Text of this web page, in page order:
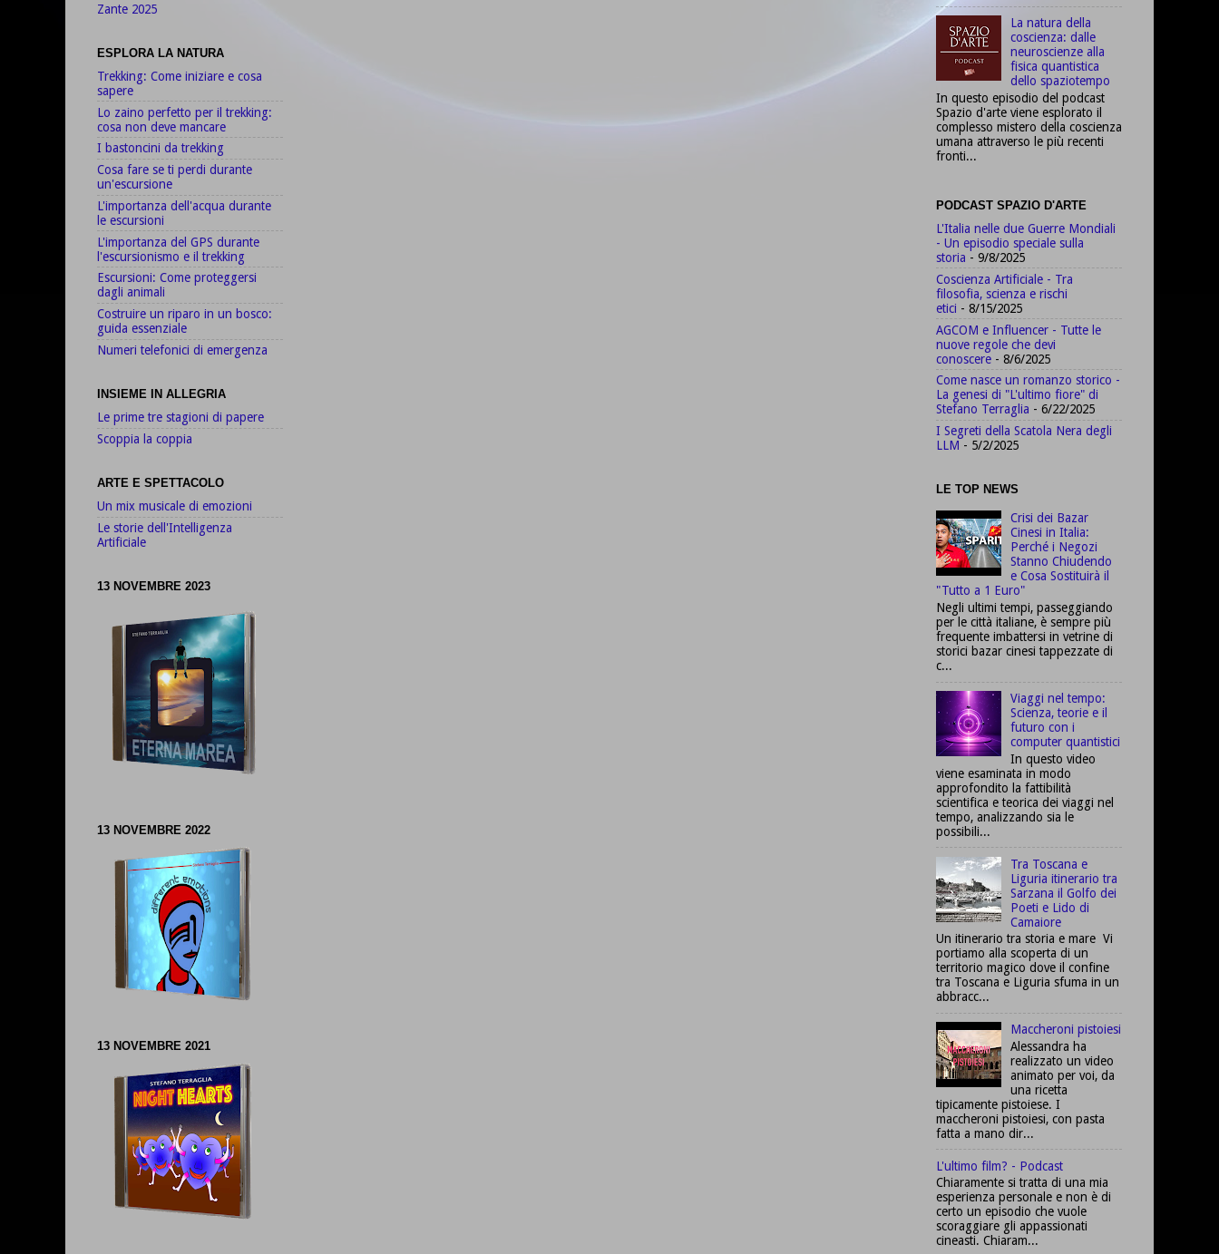
Zante 2025
ESPLORA LA NATURA
Trekking: Come iniziare e cosa
sapere
Lo zaino perfetto per il trekking:
cosa non deve mancare
I bastoncini da trekking
Cosa fare se ti perdi durante
un'escursione
L'importanza dell'acqua durante
le escursioni
L'importanza del GPS durante
l'escursionismo e il trekking
Escursioni: Come proteggersi
dagli animali
Costruire un riparo in un bosco:
guida essenziale
Numeri telefonici di emergenza
INSIEME IN ALLEGRIA
Le prime tre stagioni di papere
Scoppia la coppia
ARTE E SPETTACOLO
Un mix musicale di emozioni
Le storie dell'Intelligenza
Artificiale
13 NOVEMBRE 2023
13 NOVEMBRE 2022
13 NOVEMBRE 2021
La natura della
coscienza: dalle
neuroscienze alla
fisica quantistica
dello spaziotempo
In questo episodio del podcast
Spazio d'arte viene esplorato il
complesso mistero della coscienza
umana attraverso le più recenti
fronti...
PODCAST SPAZIO D'ARTE
L'Italia nelle due Guerre Mondiali
- Un episodio speciale sulla
storia - 9/8/2025
Coscienza Artificiale - Tra
filosofia, scienza e rischi
etici - 8/15/2025
AGCOM e Influencer - Tutte le
nuove regole che devi
conoscere - 8/6/2025
Come nasce un romanzo storico -
La genesi di "L'ultimo fiore" di
Stefano Terraglia - 6/22/2025
I Segreti della Scatola Nera degli
LLM - 5/2/2025
LE TOP NEWS
Crisi dei Bazar
Cinesi in Italia:
Perché i Negozi
Stanno Chiudendo
e Cosa Sostituirà il
"Tutto a 1 Euro"
Negli ultimi tempi, passeggiando
per le città italiane, è sempre più
frequente imbattersi in vetrine di
storici bazar cinesi tappezzate di
c...
Viaggi nel tempo:
Scienza, teorie e il
futuro con i
computer quantistici
In questo video
viene esaminata in modo
approfondito la fattibilità
scientifica e teorica dei viaggi nel
tempo, analizzando sia le
possibili...
Tra Toscana e
Liguria itinerario tra
Sarzana il Golfo dei
Poeti e Lido di
Camaiore
Un itinerario tra storia e mare Vi
portiamo alla scoperta di un
territorio magico dove il confine
tra Toscana e Liguria sfuma in un
abbracc...
Maccheroni pistoiesi
Alessandra ha
realizzato un video
animato per voi, da
una ricetta
tipicamente pistoiese. I
maccheroni pistoiesi, con pasta
fatta a mano dir...
L'ultimo film? - Podcast
Chiaramente si tratta di una mia
esperienza personale e non è di
certo un episodio che vuole
scoraggiare gli appassionati
cineasti. Chiaram...